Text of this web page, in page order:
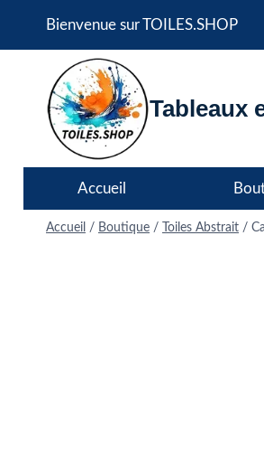
Bienvenue sur TOILES.SHOP
Tableaux
Accueil
Accueil / Boutique / Toiles Abstrait /